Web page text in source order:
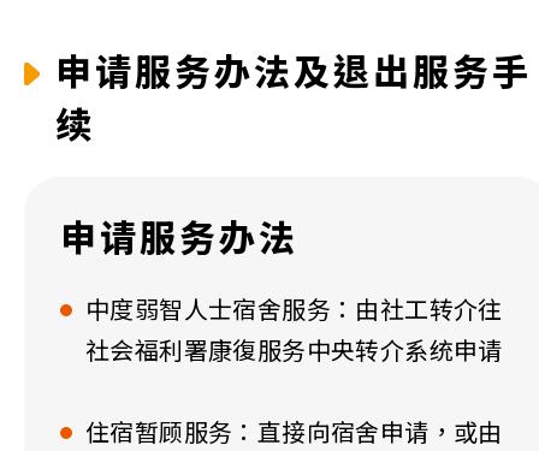
申请服务办法及退出服务手
续
申请服务办法
中度弱智人士宿舍服务：由社工转介往
社会福利署康復服务中央转介系统申请
住宿暂顾服务：直接向宿舍申请，或由